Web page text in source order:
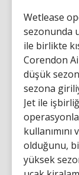
Wetlease
sezonunda
ile birlikte
Corendon
düşük
sezona
Jet ile
olduğunu,
yüksek